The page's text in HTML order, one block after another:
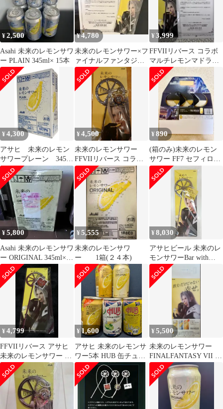
¥2,500
Asahi 未来のレモンサワ
ー PLAIN 345ml× 15本
¥4,780
未来のレモンサワー×フ
ァイナルファンタジー
VII 神羅 マドラー
¥3,999
FFVIIリバース コラボ
マルチレモンマドラー
未来のレモンサワー 当
選品
¥4,300
アサヒ 未来のレモン
サワープレーン 345㎖
×24缶入り
¥4,500
未来のレモンサワー
FFVIIリバース コラボ
マルチレモンマドラー
¥890
(箱のみ)未来のレモン
サワー FF7 セフィロス
コラボ
¥5,800
Asahi 未来のレモンサワ
ー ORIGINAL 345ml×24
缶
¥5,555
未来のレモンサワ
ー 1箱(２４本)
¥8,030
アサヒビール 未来のレ
モンサワーBar with
FINAL FANTASY VII
REBIRTH コラボマルチ
レモンマドラー
¥4,799
FFVIIリバース アサヒ
未来のレモンサワー コ
ラボマドラー 神羅
¥1,600
アサヒ 未来のレモンサ
ワー5本 HUB 缶チュー
ハイ 各1本づつのセッ
ト
¥5,500
未来のレモンサワー
FINALFANTASY VII セ
フィロス ポスター